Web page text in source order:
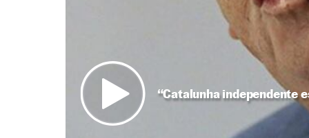
“Catalunha independente